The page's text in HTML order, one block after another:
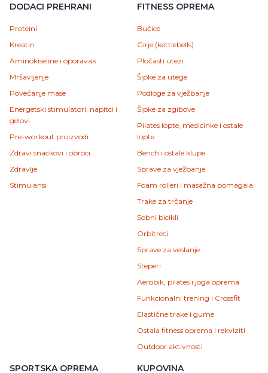
DODACI PREHRANI
Proteini
Kreatin
Aminokiseline i oporavak
Mršavljenje
Povećanje mase
Energetski stimulatori, napitci i
gelovi
Pre-workout proizvodi
Zdravi snackovi i obroci
Zdravlje
Stimulansi
FITNESS OPREMA
Bučice
Girje (kettlebells)
Pločasti utezi
Šipke za utege
Podloge za vježbanje
Šipke za zgibove
Pilates lopte, medicinke i ostale
lopte
Bench i ostale klupe
Sprave za vježbanje
Foam rolleri i masažna pomagala
Trake za trčanje
Sobni bicikli
Orbitreci
Sprave za veslanje
Steperi
Aerobik, pilates i joga oprema
Funkcionalni trening i Crossfit
Elastične trake i gume
Ostala fitness oprema i rekviziti
Outdoor aktivnosti
SPORTSKA OPREMA KUPOVINA